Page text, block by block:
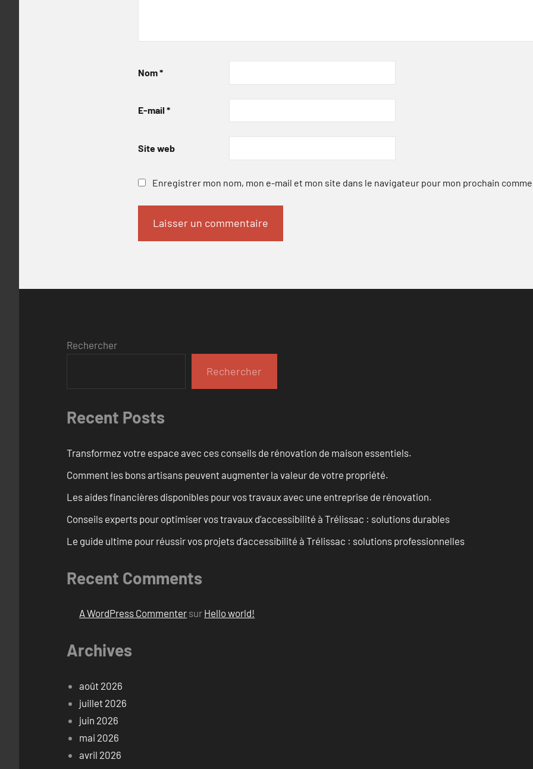
Nom*
E-mail *
Site web
Enregistrer mon nom, mon e-mail et mon site dans le navigateur pour mon prochain
Rechercher
Rechercher
Recent Posts
Transformez votre espace avec ces conseils de rénovation de maison essentiels.
Comment les bons artisans peuvent augmenter la valeur de votre propriété.
Les aides financières disponibles pour vos travaux avec une entreprise de rénovation.
Conseils experts pour optimiser vos travaux d’accessibilité à Trélissac : solutions durables
Le guide ultime pour réussir vos projets d’accessibilité à Trélissac : solutions professionnelles
Recent Comments
A WordPress Commenter sur Hello world!
Archives
août 2026
juillet 2026
juin 2026
mai 2026
avril 2026